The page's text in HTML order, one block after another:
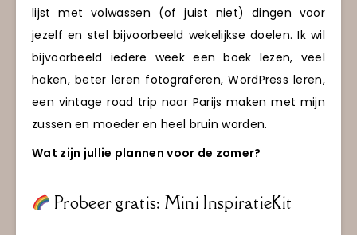
lijst met volwassen (of juist niet) dingen voor
jezelf en stel bijvoorbeeld wekelijkse doelen. Ik wil
bijvoorbeeld iedere week een boek lezen, veel
haken, beter leren fotograferen, WordPress leren,
een vintage road trip naar Parijs maken met mijn
zussen en moeder en heel bruin worden.
Wat zijn jullie plannen voor de zomer?
Probeer gratis: Mini InspiratieKit